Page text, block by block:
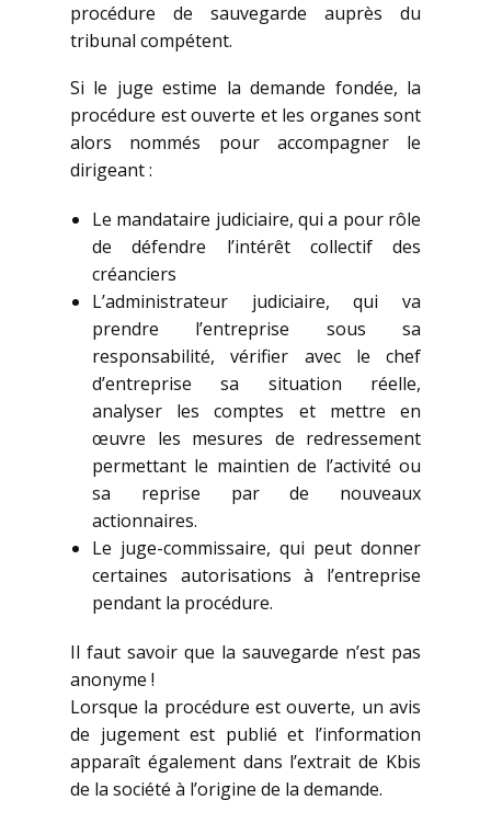
procédure de sauvegarde auprès du
tribunal compétent.
Si le juge estime la demande fondée, la
procédure est ouverte et les organes sont
alors nommés pour accompagner le
dirigeant :
Le mandataire judiciaire, qui a pour rôle
de défendre l’intérêt collectif des
créanciers
L’administrateur judiciaire, qui va
prendre l’entreprise sous sa
responsabilité, vérifier avec le chef
d’entreprise sa situation réelle,
analyser les comptes et mettre en
œuvre les mesures de redressement
permettant le maintien de l’activité ou
sa reprise par de nouveaux
actionnaires.
Le juge-commissaire, qui peut donner
certaines autorisations à l’entreprise
pendant la procédure.
Il faut savoir que la sauvegarde n’est pas
anonyme !
Lorsque la procédure est ouverte, un avis
de jugement est publié et l’information
apparaît également dans l’extrait de Kbis
de la société à l’origine de la demande.